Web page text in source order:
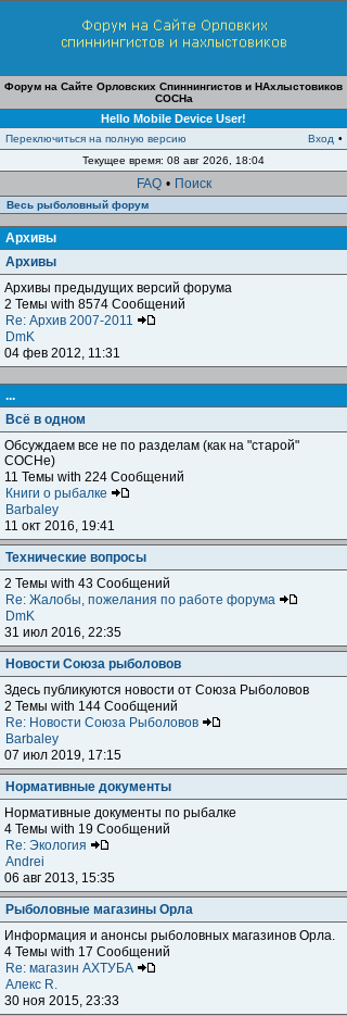
Форум на Сайте Орловских Спиннингистов и НАхлыстовиков
СОСНа
Hello Mobile Device User!
Переключиться на полную версию Вход •
Текущее время: 08 авг 2026, 18:04
FAQ • Поиск
Весь рыболовный форум
Архивы
Архивы
Архивы предыдущих версий форума
2 Темы with 8574 Сообщений
Re: Архив 2007-2011
DmK
04 фев 2012, 11:31
...
Всё в одном
Обсуждаем все не по разделам (как на "старой"
СОСНе)
11 Темы with 224 Сообщений
Книги о рыбалке
Barbaley
11 окт 2016, 19:41
Технические вопросы
2 Темы with 43 Сообщений
Re: Жалобы, пожелания по работе форума
DmK
31 июл 2016, 22:35
Новости Союза рыболовов
Здесь публикуются новости от Союза Рыболовов
2 Темы with 144 Сообщений
Re: Новости Союза Рыболовов
Barbaley
07 июл 2019, 17:15
Нормативные документы
Нормативные документы по рыбалке
4 Темы with 19 Сообщений
Re: Экология
Andrei
06 авг 2013, 15:35
Рыболовные магазины Орла
Информация и анонсы рыболовных магазинов Орла.
4 Темы with 17 Сообщений
Re: магазин АХТУБА
Алекс R.
30 ноя 2015, 23:33